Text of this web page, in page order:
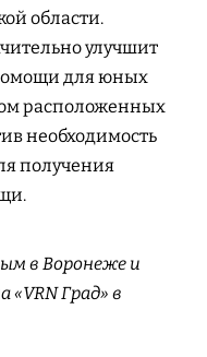
области.
улучшит
для юных
расположенных
необходимость
получения
в Воронеже и
Град» в